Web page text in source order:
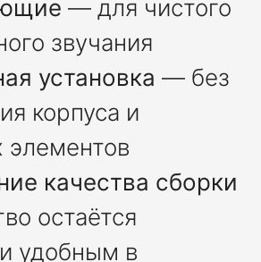
— для чистого
звучания
установка — без
корпуса и
элементов
качества сборки
остаётся
удобным в